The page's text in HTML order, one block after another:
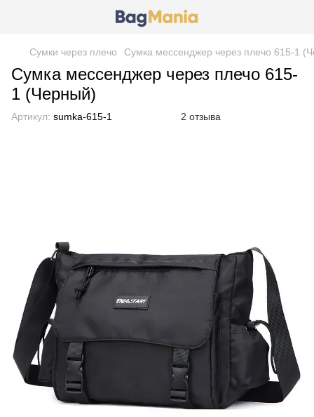
Сумки через плечо Сумка мессенджер через плечо 615-1
Сумка мессенджер через плечо 615-
1 (Черный)
Артикул: sumka-615-1 2 отзыва